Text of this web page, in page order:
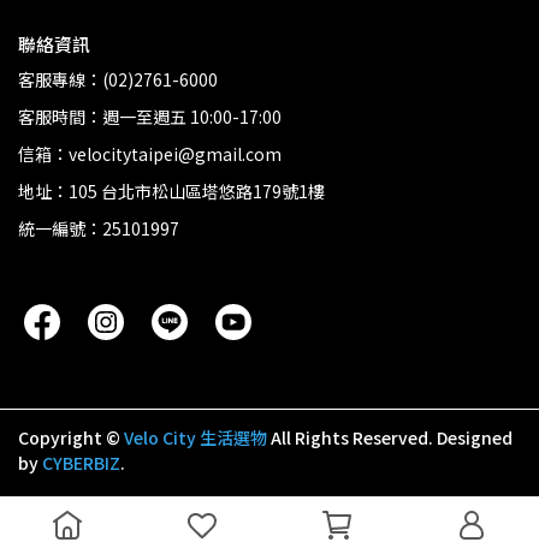
聯絡資訊
客服專線：(02)2761-6000
客服時間：週一至週五 10:00-17:00
信箱：velocitytaipei@gmail.com
地址：105 台北市松山區塔悠路179號1樓
統一編號：25101997
Copyright © Velo City 生活選物All Rights Reserved. Designed
by CYBERBIZ.